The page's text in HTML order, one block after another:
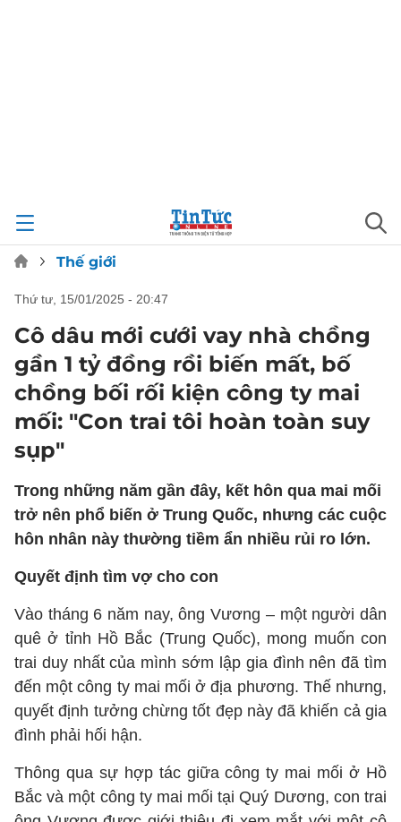
Thế giới
thứ tư, 15/01/2025 - 20:47
Cô dâu mới cưới vay nhà chồng
gần 1 tỷ đồng rồi biến mất, bố
chồng bối rối kiện công ty mai
mối: "Con trai tôi hoàn toàn suy
sụp"
Trong những năm gần đây, kết hôn qua mai mối
trở nên phổ biến ở Trung Quốc, nhưng các cuộc
hôn nhân này thường tiềm ẩn nhiều rủi ro lớn.
Quyết định tìm vợ cho con
Vào tháng 6 năm nay, ông Vương – một người dân
quê ở tỉnh Hồ Bắc (Trung Quốc), mong muốn con
trai duy nhất của mình sớm lập gia đình nên đã tìm
đến một công ty mai mối ở địa phương. Thế nhưng,
quyết định tưởng chừng tốt đẹp này đã khiến cả gia
đình phải hối hận.
Thông qua sự hợp tác giữa công ty mai mối ở Hồ
Bắc và một công ty mai mối tại Quý Dương, con trai